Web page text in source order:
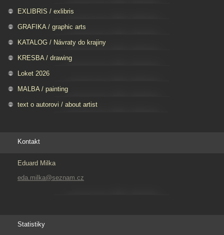
EXLIBRIS / exlibris
GRAFIKA / graphic arts
KATALOG / Návraty do krajiny
KRESBA / drawing
Loket 2026
MALBA / painting
text o autorovi / about artist
Kontakt
Eduard Milka
eda.milka@seznam.cz
Statistiky